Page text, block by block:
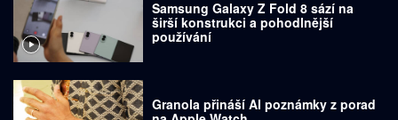
Samsung Galaxy Z Fold 8 sází na
širší konstrukci a pohodlnější
používání
Granola přináší AI poznámky z porad